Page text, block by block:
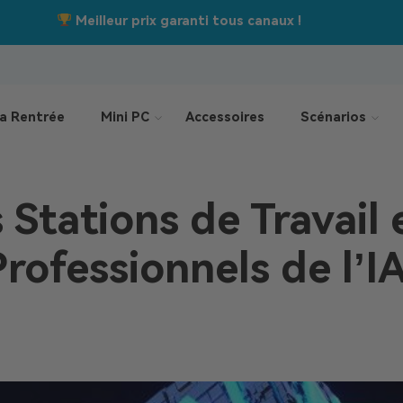
Offres de la rentrée :Jusqu’à –550 €
Rentrée Mini PC Accessoires Scénarios
de Travail
de